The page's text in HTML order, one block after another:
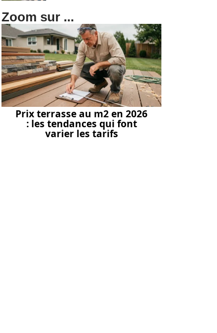
Zoom sur ...
Prix terrasse au m2 en 2026
: les tendances qui font
varier les tarifs